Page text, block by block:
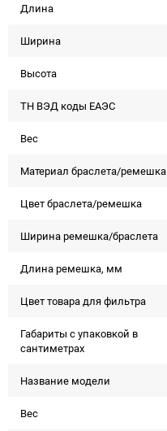
Длина
Ширина
Высота
ТН ВЭД коды ЕАЭС
Вес
Материал браслета/ремешка
Цвет браслета/ремешка
Ширина ремешка/браслета
Длина ремешка, мм
Цвет товара для фильтра
Габариты с упаковкой в
сантиметрах
Название модели
Вес